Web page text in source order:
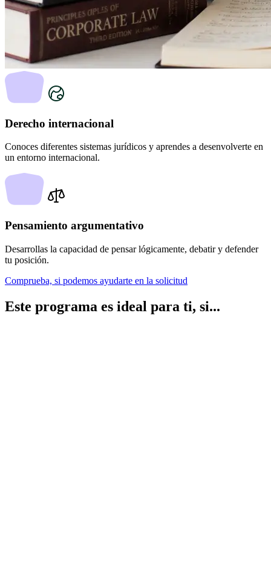
Derecho internacional
Conoces diferentes sistemas jurídicos y aprendes a desenvolverte en
un entorno internacional.
Pensamiento argumentativo
Desarrollas la capacidad de pensar lógicamente, debatir y defender
tu posición.
Comprueba, si podemos ayudarte en la solicitud
Este programa es ideal para ti, si...